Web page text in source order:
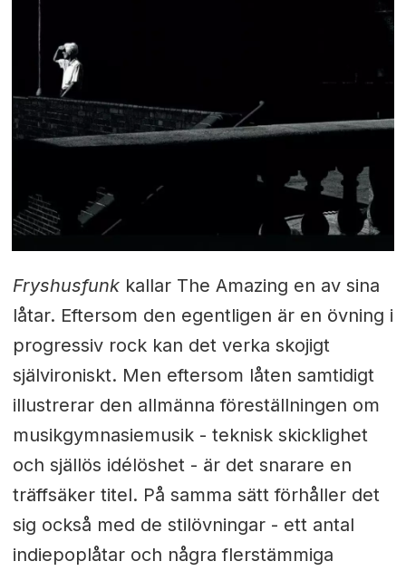
Fryshusfunkkallar The Amazing en av sina
låtar. Eftersom den egentligen är en övning i
progressiv rock kan det verka skojigt
självironiskt. Men eftersom låten samtidigt
illustrerar den allmänna föreställningen om
musikgymnasiemusik - teknisk skicklighet
och själlös idélöshet - är det snarare en
träffsäker titel. På samma sätt förhåller det
sig också med de stilövningar - ett antal
indiepoplåtar och några flerstämmiga